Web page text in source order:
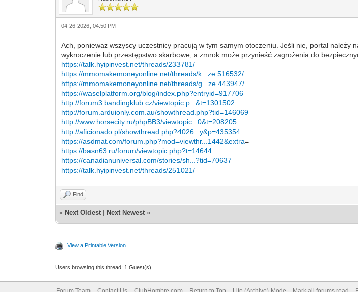
04-26-2026, 04:50 PM
Ach, ponieważ wszyscy uczestnicy pracują w tym samym otoczeniu. Jeśli nie, portal
wykroczenie lub przestępstwo skarbowe, a zmrok może przynieść zagrożenia do
https://talk.hyipinvest.net/threads/233781/
https://mmomakemoneyonline.net/threads/k...ze.516532/
https://mmomakemoneyonline.net/threads/g...ze.443947/
https://waselplatform.org/blog/index.php?entryid=917706
http://forum3.bandingklub.cz/viewtopic.p...&t=1301502
http://forum.arduionly.com.au/showthread.php?tid=146069
http://www.horsecity.ru/phpBB3/viewtopic...0&t=208205
http://aficionado.pl/showthread.php?4026...y&p=435354
https://asdmat.com/forum.php?mod=viewthr...1442&extra=
https://basn63.ru/forum/viewtopic.php?t=14644
https://canadianuniversal.com/stories/sh...?tid=70637
https://talk.hyipinvest.net/threads/251021/
Find
« Next Oldest Next Newest »
View a Printable Version
Users browsing this thread: 1 Guest(s)